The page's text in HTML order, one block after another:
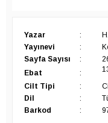
Yazar :
Yayınevi
:
Sayfa Sayısı
:
Ebat
:
Cilt Tipi
:
Dil
:
Barkod
: